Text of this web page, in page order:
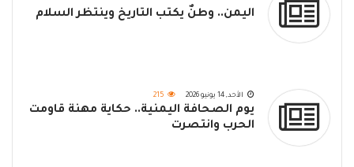
اليمن.. وطنٌ يكتب التاريخ وينتظر السلام
الأحد, 14 يونيو 2026 215
يوم الصحافة اليمنية.. حكاية مهنة قاومت
الحرب وانتصرت